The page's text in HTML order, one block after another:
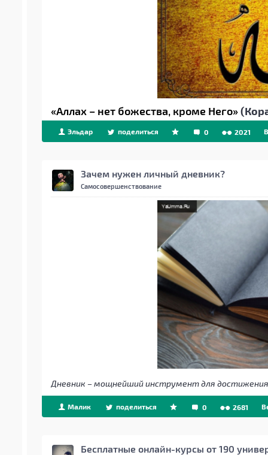
«Аллах – нет божества, кроме Него»
Эльдар поделиться 0 2021
Зачем нужен личный дневник?
Самосовершенствование
Дневник – мощнейший инструмент для достижения
Малик поделиться 0 2681
Бесплатные онлайн-курсы от 190